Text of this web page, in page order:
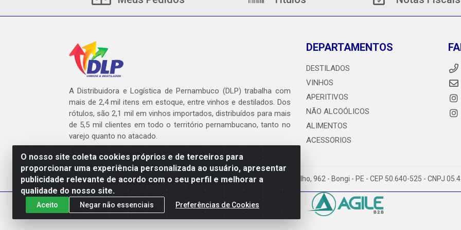
O nosso site coleta cookies próprios e de terceiros para
proporcionar uma experiência personalizada ao usuário, apresentar
publicidade relevante de acordo com o seu perfil e melhorar a
qualidade do nosso site.
Aceito Negar não essenciais Preferências de Cookies
A Distribuidora e Logística de Pernambuco (DLP) trabalha com
mais de 2,4 mil itens em estoque, entre vinhos e destilados. Dos
rótulos, são 2,1 mil em vinhos importados, distribuídos para mais
de 5,5 mil clientes em todo o território pernambucano, tanto no
varejo quanto no atacado.
DEPARTAMENTOS
DESTILADOS
VINHOS
APERITIVOS
NÃO ALCOÓLICOS
ALIMENTOS
ACESSORIOS
DLP - AV. Engenheiro Abdias de Carvalho, 962 - Bongi - PE - CEP 50.640-525 - CNPJ